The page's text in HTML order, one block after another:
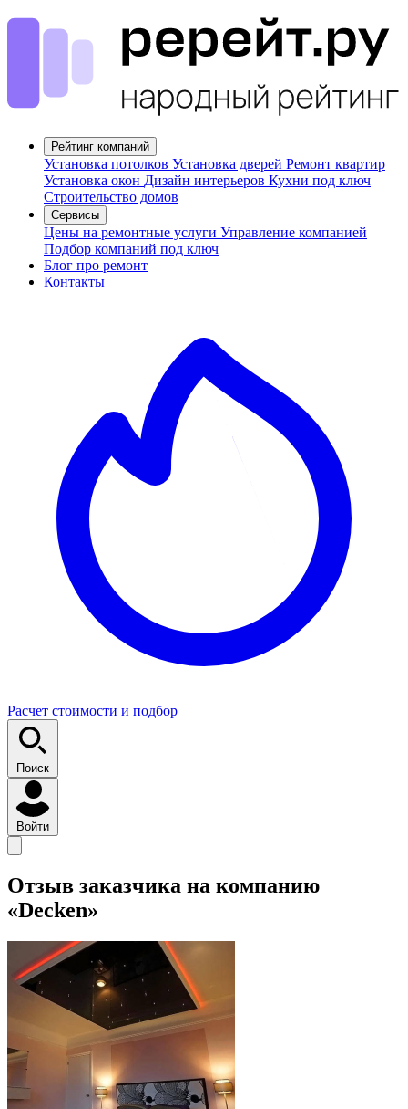
Рейтинг компаний
Установка потолков Установка дверей Ремонт квартир
Установка окон Дизайн интерьеров Кухни под ключ
Строительство домов
Сервисы
Цены на ремонтные услуги Управление компанией
Подбор компаний под ключ
Блог про ремонт
Контакты
Расчет стоимости и подбор
Поиск
Войти
Отзыв заказчика на компанию
«Decken»